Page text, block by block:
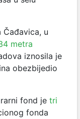
Čađavica, u
metra
iznosila je
obezbijedio
fond je tri
fonda